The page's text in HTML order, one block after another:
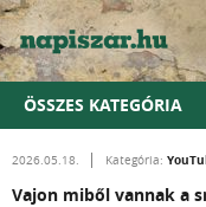
ÖSSZES KATEGÓRIA
2026.05.18. Kategória:
Vajon miből vannak a